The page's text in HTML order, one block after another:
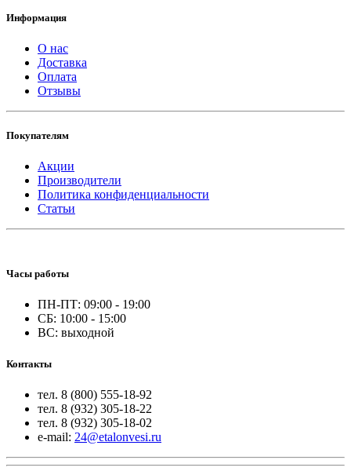
Информация
О нас
Доставка
Оплата
Отзывы
Покупателям
Акции
Производители
Политика конфиденциальности
Статьи
Часы работы
ПН-ПТ: 09:00 - 19:00
СБ: 10:00 - 15:00
ВС: выходной
Контакты
тел. 8 (800) 555-18-92
тел. 8 (932) 305-18-22
тел. 8 (932) 305-18-02
e-mail: 24@etalonvesi.ru